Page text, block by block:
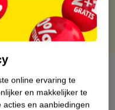
online ervaring te
en makkelijker te
en aanbiedingen